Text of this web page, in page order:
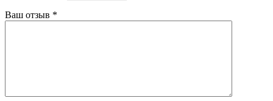
Ваш отзыв *